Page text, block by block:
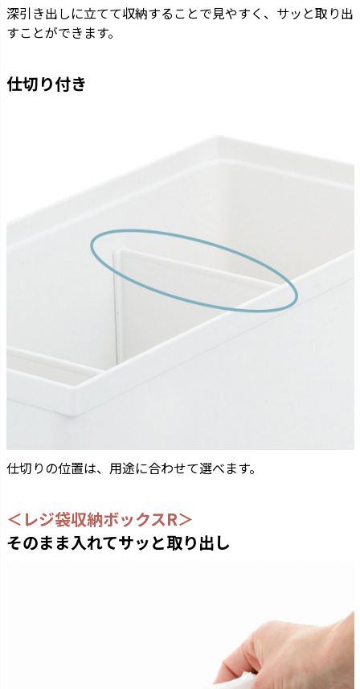
深引き出しに立てて収納することで見やすく、サッと取り出
すことができます。
仕切り付き
仕切りの位置は、用途に合わせて選べます。
＜レジ袋収納ボックスR＞
そのまま入れてサッと取り出し